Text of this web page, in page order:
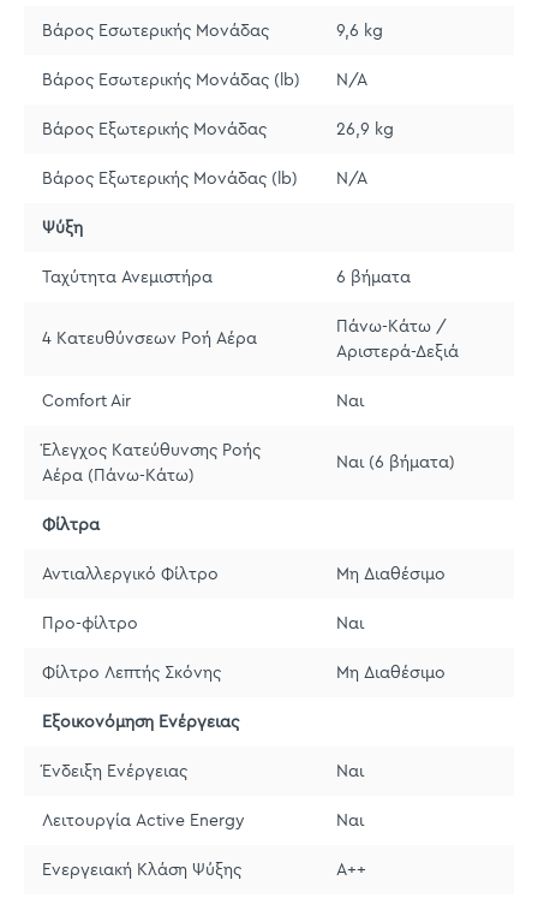
Βάρος Εσωτερικής Μονάδας 9,6 kg
Βάρος Εσωτερικής Μονάδας (lb) N/A
Βάρος Εξωτερικής Μονάδας 26,9 kg
Βάρος Εξωτερικής Μονάδας (lb) N/A
Ψύξη
Ταχύτητα Ανεμιστήρα 6 βήματα
4 Κατευθύνσεων Ροή Αέρα
Πάνω-Κάτω /
Αριστερά-Δεξιά
Comfort Air Ναι
Έλεγχος Κατεύθυνσης Ροής
Αέρα (Πάνω-Κάτω)
Ναι (6 βήματα)
Φίλτρα
Αντιαλλεργικό Φίλτρο Μη Διαθέσιμο
Προ-φίλτρο Ναι
Φίλτρο Λεπτής Σκόνης Μη Διαθέσιμο
Εξοικονόμηση Ενέργειας
Ένδειξη Ενέργειας Ναι
Λειτουργία Active Energy Ναι
Ενεργειακή Κλάση Ψύξης A++